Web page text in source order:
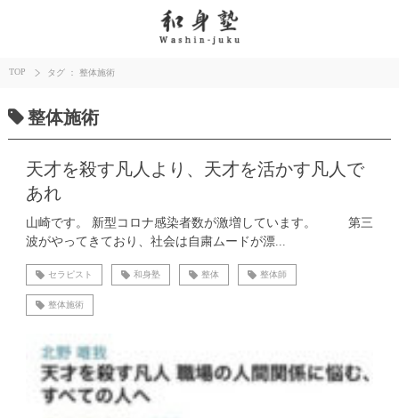
TOP タグ ： 整体施術
整体施術
天才を殺す凡人より、天才を活かす凡人で
あれ
山崎です。 新型コロナ感染者数が激増しています。 第三
波がやってきており、社会は自粛ムードが漂...
セラピスト 和身塾 整体 整体師
整体施術